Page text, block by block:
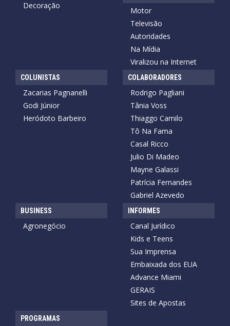
Decoração
Motor
Televisão
Autoridades
Na Mídia
Viralizou na Internet
COLUNISTAS
Zacarias Pagnanelli
Godi Júnior
Heródoto Barbeiro
COLABORADORES
Rodrigo Pagliani
Tânia Voss
Thiaggo Camilo
Tô Na Fama
Casal Ricco
Julio Di Madeo
Mayne Galassi
Patrícia Fernandes
Gabriel Azevedo
BUSINESS
Agronegócio
INFORMES
Canal Jurídico
Kids e Teens
Sua Imprensa
Embaixada dos EUA
Advance Miami
GERAIS
Sites de Apostas
PROGRAMAS